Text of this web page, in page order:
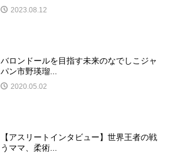
2023.08.12
バロンドールを目指す未来のなでしこジャ
パン市野瑛瑠...
2020.05.02
【アスリートインタビュー】世界王者の戦
うママ、柔術...